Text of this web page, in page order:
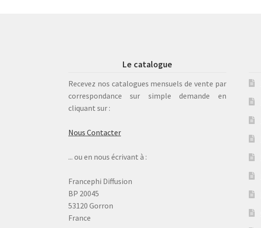
Le catalogue
Recevez nos catalogues mensuels de vente par
correspondance sur simple demande en
cliquant sur :
Nous Contacter
... ou en nous écrivant à :
Francephi Diffusion
BP 20045
53120 Gorron
France